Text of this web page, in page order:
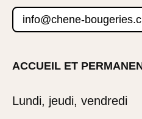
info@chene-
ACCUEIL ET
Lundi, jeudi, vendredi